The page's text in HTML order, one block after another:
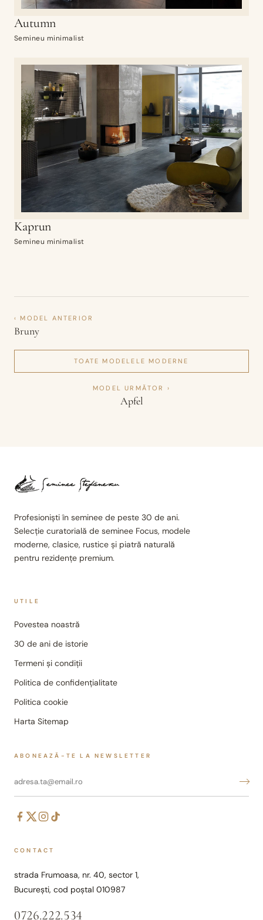
Autumn
Semineu minimalist
Kaprun
Semineu minimalist
‹ MODEL ANTERIOR
Bruny
TOATE MODELELEMODERNE
MODEL URMĂTOR ›
Apfel
Profesioniști în seminee de peste 30 de ani.
Selecție curatorială de seminee Focus, modele
moderne, clasice, rustice și piatră naturală
pentru rezidențe premium.
UTILE
Povestea noastră
30 de ani de istorie
Termeni și condiții
Politica de confidențialitate
Politica cookie
Harta Sitemap
ABONEAZĂ-TE LA NEWSLETTER
CONTACT
strada Frumoasa, nr. 40, sector 1,
București, cod poștal 010987
0726.222.534